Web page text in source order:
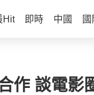
Hit 即時 中國 國
作 談電影